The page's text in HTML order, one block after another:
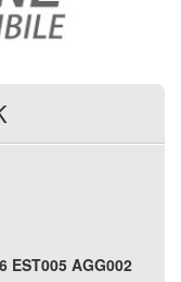
EST005 AGG002